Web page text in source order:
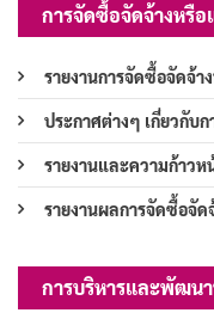
การจัดซื้อจัดจ้างหรื
รายงานการจัดซื้อจัดจ้า
ประกาศต่างๆ เกี่ยวกับ
รายงานและความก้าว
รายงานผลการจัดซื้อจั
การบริหารและพัฒน